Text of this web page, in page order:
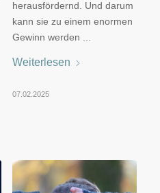
herausfördernd. Und darum
kann sie zu einem enormen
Gewinn werden ...
Weiterlesen
07.02.2025